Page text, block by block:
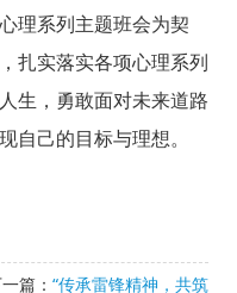
理系列主题班会为契
扎实落实各项心理系列
生，勇敢面对未来道路
自己的目标与理想。
篇： “传承雷锋精神，共筑